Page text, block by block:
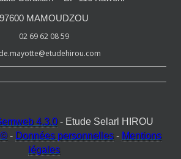
97600 MAMOUDZOU
02 69 62 08 59
4.3.0- Etude Selarl HIROU
© - Données personnelles - Mentions
légales